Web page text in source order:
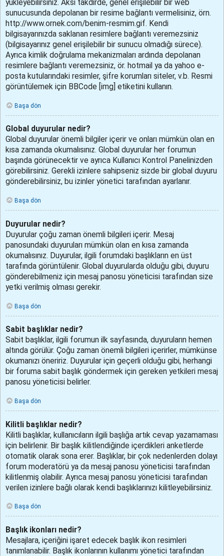
yükleyebilirsiniz. Aksi takdirde, genel erişilebilir bir web
sunucusunda depolanan bir resime bağlantı vermelisiniz, örn.
http://www.ornek.com/benim-resmim.gif. Kendi
bilgisayarınızda saklanan resimlere bağlantı veremezsiniz
(bilgisayarınız genel erişilebilir bir sunucu olmadığı sürece).
Ayrıca kimlik doğrulama mekanizmaları ardında depolanan
resimlere bağlantı veremezsiniz, ör. hotmail ya da yahoo e-
posta kutularındaki resimler, şifre korumları siteler, v.b. Resmi
görüntülemek için BBCode [img] etiketini kullanın.
Başa dön
Global duyurular nedir?
Global duyurular önemli bilgiler içerir ve onları mümkün olan en
kısa zamanda okumalısınız. Global duyurular her forumun
başında görünecektir ve ayrıca Kullanıcı Kontrol Panelinizden
görebilirsiniz. Gerekli izinlere sahipseniz sizde bir global duyuru
gönderebilirsiniz, bu izinler yönetici tarafından ayarlanır.
Başa dön
Duyurular nedir?
Duyurular çoğu zaman önemli bilgileri içerir. Mesaj
panosundaki duyuruları mümkün olan en kısa zamanda
okumalısınız. Duyurular, ilgili forumdaki başlıkların en üst
tarafında görüntülenir. Global duyurularda olduğu gibi, duyuru
gönderebilmeniz için mesaj panosu yöneticisi tarafından size
yetki verilmiş olması gerekir.
Başa dön
Sabit başlıklar nedir?
Sabit başlıklar, ilgili forumun ilk sayfasında, duyuruların hemen
altında görülür. Çoğu zaman önemli bilgileri içerirler, mümkünse
okumanızı öneririz. Duyurular için geçerli olduğu gibi, herhangi
bir foruma sabit başlık göndermek için gereken yetkileri mesaj
panosu yöneticisi belirler.
Başa dön
Kilitli başlıklar nedir?
Kilitli başlıklar, kullanıcıların ilgili başlığa artık cevap yazamaması
için belirlenir. Bir başlık kilitlendiğinde içerdikleri anketlerde
otomatik olarak sona erer. Başlıklar, bir çok nedenlerden dolayı
forum moderatörü ya da mesaj panosu yöneticisi tarafından
kilitlenmiş olabilir. Ayrıca mesaj panosu yöneticisi tarafından
verilen izinlere bağlı olarak kendi başlıklarınızı kilitleyebilirsiniz.
Başa dön
Başlık ikonları nedir?
Mesajlara, içeriğini işaret edecek başlık ikon resimleri
tanımlanabilir. Başlık ikonlarının kullanımı yönetici tarafından